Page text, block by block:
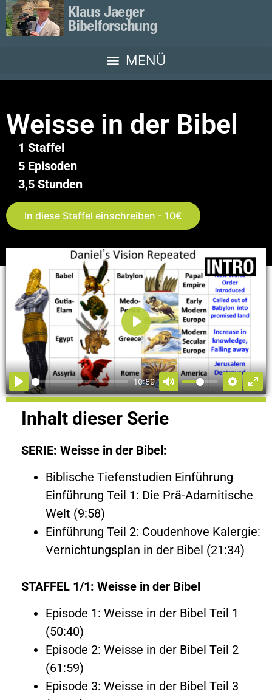
Weisse in der Bibel
1 Staffel
5 Episoden
3,5 Stunden
In diese Staffel einschreiben - 10€
10:59
Abspielen
Inhalt dieser Serie
SERIE: Weisse in der Bibel:
Biblische Tiefenstudien Einführung
Einführung Teil 1: Die Prä-Adamitische
Welt (9:58)
Einführung Teil 2: Coudenhove Kalergie:
Vernichtungsplan in der Bibel (21:34)
STAFFEL 1/1: Weisse in der Bibel
Episode 1: Weisse in der Bibel Teil 1
(50:40)
Episode 2: Weisse in der Bibel Teil 2
(61:59)
Episode 3: Weisse in der Bibel Teil 3